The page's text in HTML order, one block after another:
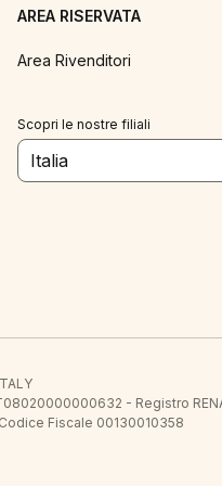
AREA RISERVATA
Area Rivenditori
Scopri le nostre filiali
Italia
- Registro
Fiscale 00130010358